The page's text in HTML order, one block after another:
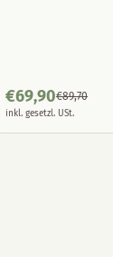
€69,90€89,70
inkl. gesetzl. USt.